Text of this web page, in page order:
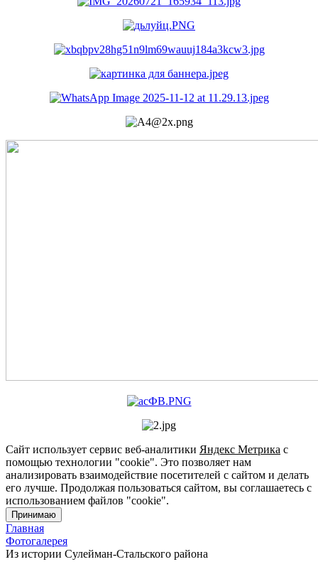
Сайт использует сервис веб-аналитики Яндекс Метрика с
помощью технологии "cookie". Это позволяет нам
анализировать взаимодействие посетителей с сайтом и делать
его лучше. Продолжая пользоваться сайтом, вы соглашаетесь с
использованием файлов "cookie".
Принимаю
Главная
Фотогалерея
Из истории Сулейман-Стальского района